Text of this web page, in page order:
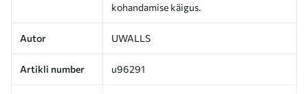
kohandamise käigus.
Autor UWALLS
Artikli number u96291